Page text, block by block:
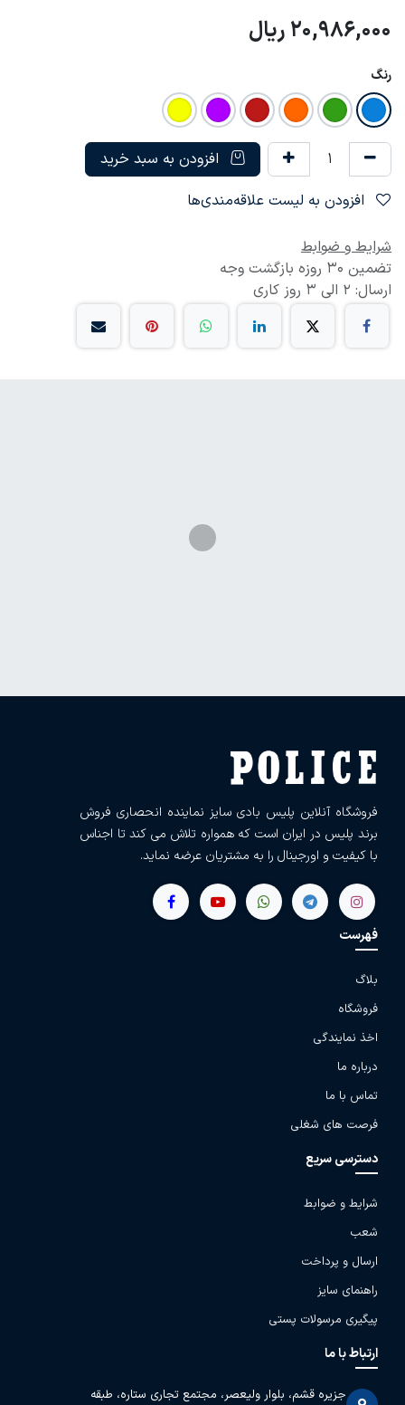
20,986,000 ریال
رنگ
افزودن به سبد خرید
شرایط و ضوابط
تضمین 30 روزه بازگشت وجه
ارسال: 2 الی 3 روز کاری
فروشگاه آنلاین پلیس بادی سایز نماینده انحصاری فروش
برند پلیس در ایران است که همواره تلاش می کند تا اجناس
با کیفیت و اورجینال را به مشتریان عرضه نماید.
فهرست
بلاگ
فروشگاه
اخذ نمایندگی
درباره ما
تماس با ما
فرصت های شغلی
دسترسی سریع
شرایط و ضوابط
شعب
ارسال و پرداخت
راهنمای سایز
پیگیری مرسولات پستی
ارتباط با ما
جزیره قشم، بلوار ولیعصر، مجتمع تجاری ستاره، طبقه